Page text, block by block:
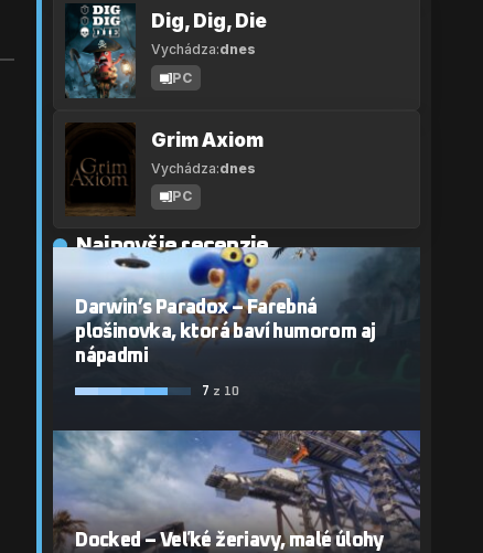
Dig, Dig, Die
Vychádza:dnes
PC
Grim Axiom
Vychádza:dnes
PC
Najnovšie recenzie
Darwin’s Paradox – Farebná
plošinovka, ktorá baví humorom aj
nápadmi
7 z 10
Docked – Veľké žeriavy, malé úlohy